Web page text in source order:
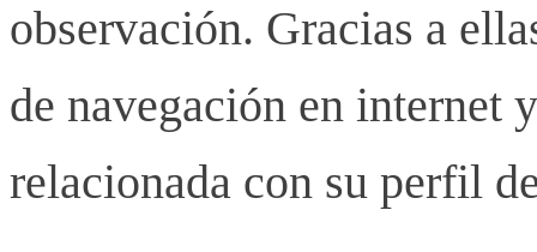
observación. Gracias a
de navegación en internet
relacionada con su perfil